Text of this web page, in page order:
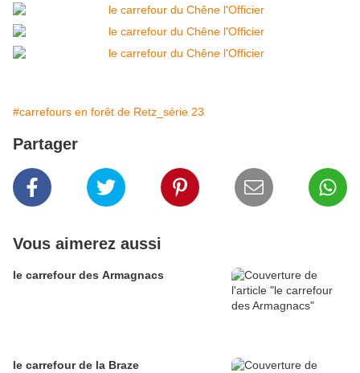
#carrefours en forêt de Retz_série 23
Partager
Vous aimerez aussi
le carrefour des Armagnacs
le carrefour de la Braze